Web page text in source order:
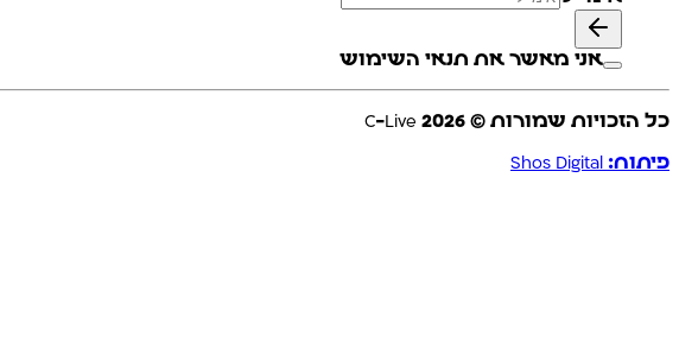
אני מאשר את תנאי השימוש
כל הזכויות שמורות © C-Live 2026
פיתוח: Shos Digital